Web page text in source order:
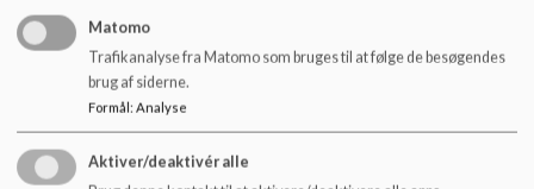
+45 3366 7700
EAN NR.
5798009376367
Tilgængelighedserklæring
Sitemap
Matomo
Trafikanalyse fra Matomo som bruges til at følge de besøgendes
brug af siderne.
Formål: Analyse
Aktiver/deaktivér alle